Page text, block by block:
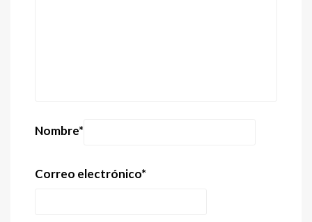
Nombre*
Correo electrónico*